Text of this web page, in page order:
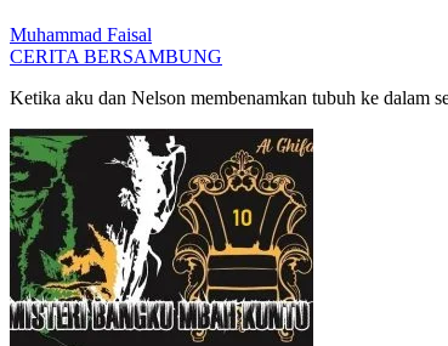
Muhammad Faisal
CERITA BERSAMBUNG
Ketika aku dan Nelson membenamkan tubuh ke dalam